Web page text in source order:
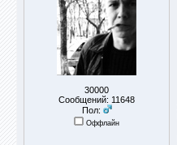
30000
Сообщений: 11648
Пол:
Оффлайн